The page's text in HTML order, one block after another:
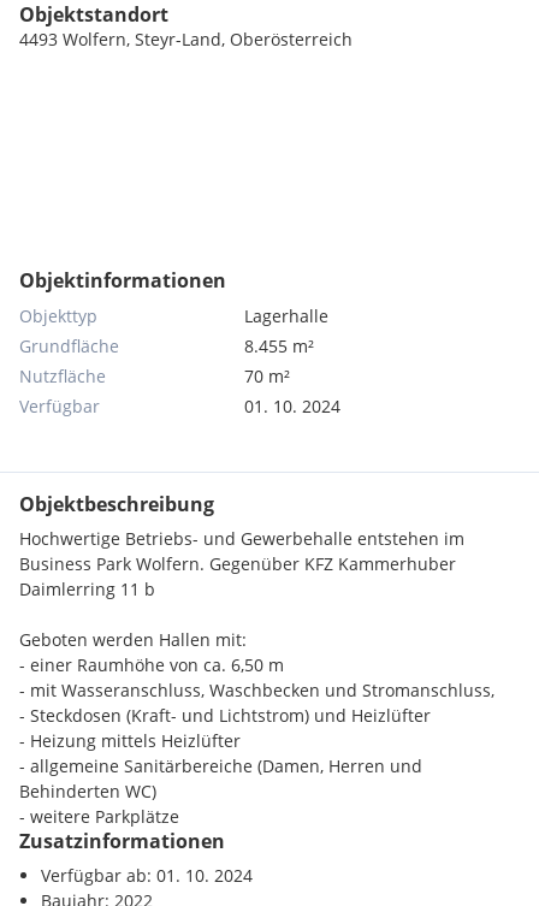
Objektstandort
4493 Wolfern, Steyr-Land, Oberösterreich
Objektinformationen
Objekttyp
Lagerhalle
Grundfläche
8.455 m²
Nutzfläche
70 m²
Verfügbar
01. 10. 2024
Objektbeschreibung
Hochwertige Betriebs- und Gewerbehalle entstehen im
Business Park Wolfern. Gegenüber KFZ Kammerhuber
Daimlerring 11 b
Geboten werden Hallen mit:
- einer Raumhöhe von ca. 6,50 m
- mit Wasseranschluss, Waschbecken und Stromanschluss,
- Steckdosen (Kraft- und Lichtstrom) und Heizlüfter
- Heizung mittels Heizlüfter
- allgemeine Sanitärbereiche (Damen, Herren und
Behinderten WC)
- weitere Parkplätze
- Betriebsbaugebiet (für annähernd alle Branchen mit
betrieblicher Nutzung)
Zusatzinformationen
Verfügbar ab: 01. 10. 2024
Baujahr: 2022